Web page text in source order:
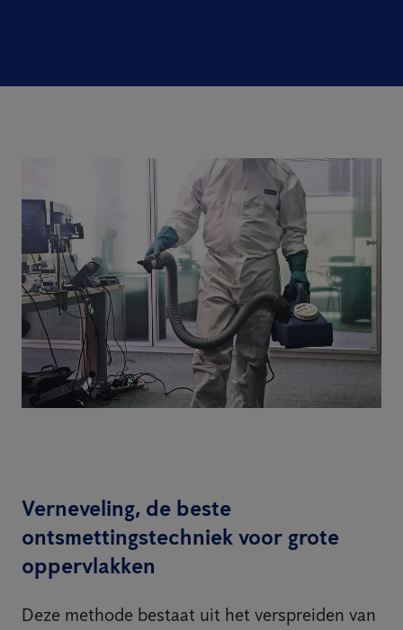
Verneveling, de beste
ontsmettingstechniek voor grote
oppervlakken
Deze methode bestaat uit het verspreiden van